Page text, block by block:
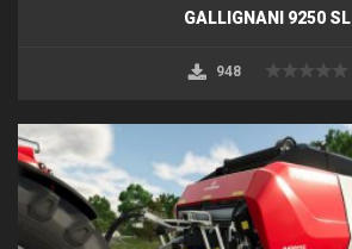
GALLIGNANI 9250 SL
948